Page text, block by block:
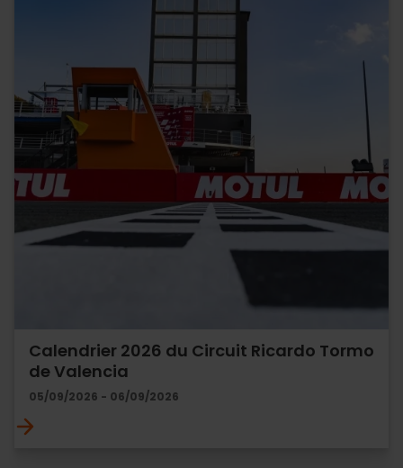
Calendrier 2026 du Circuit Ricardo Tormo
de Valencia
05/09/2026 - 06/09/2026